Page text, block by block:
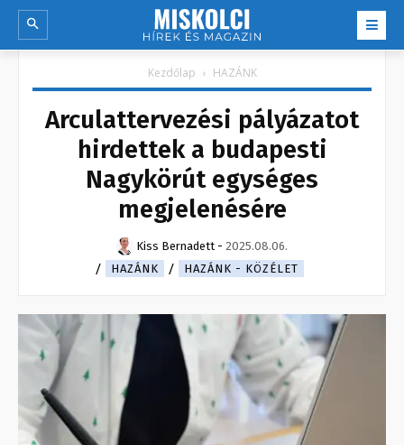
Kezdőlap HAZÁNK
Arculattervezési pályázatot
hirdettek a budapesti
Nagykörút egységes
megjelenésére
Kiss Bernadett - 2025.08.06.
HAZÁNK
HAZÁNK - KÖZÉLET